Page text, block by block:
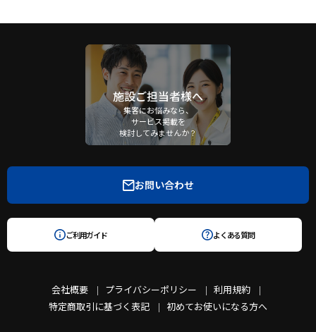
施設ご担当者様へ
集客にお悩みなら、
サービス掲載を
検討してみませんか？
会社概要 プライバシーポリシー
利用規約
特定商取引に基づく表記
初めてお使いになる方へ
お問い合わせ
ご利用ガイド よくある質問